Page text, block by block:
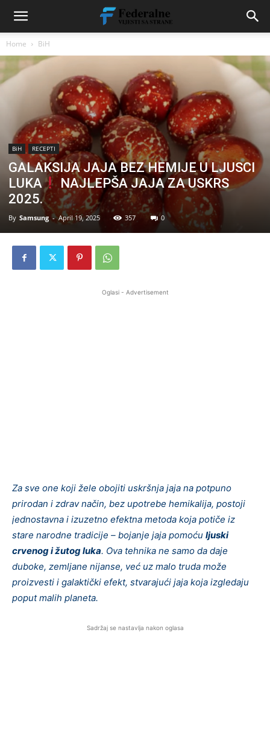
Home BiH
BiH RECEPTI
GALAKSIJA JAJA BEZ HEMIJE U LJUSCI
LUKA
NAJLEPŠA JAJA ZA USKRS
2025.
By Samsung - April 19, 2025 357 0
Oglasi - Advertisement
Za sve one koji žele obojiti uskršnja jaja na potpuno
prirodan i zdrav način, bez upotrebe hemikalija, postoji
jednostavna i izuzetno efektna metoda koja potiče iz
stare narodne tradicije – bojanje jaja pomoću ljuski
crvenog i žutog luka. Ova tehnika ne samo da daje
duboke, zemljane nijanse, već uz malo truda može
proizvesti i galaktički efekt, stvarajući jaja koja izgledaju
poput malih planeta.
Sadržaj se nastavlja nakon oglasa